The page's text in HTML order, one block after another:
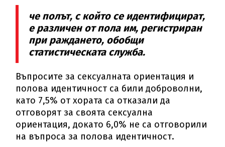
че полът, с който се идентифицират,
е различен от пола им, регистриран
при раждането, обобщи
статистическата служба.
Въпросите за сексуалната ориентация и
полова идентичност са били доброволни,
като 7,5% от хората са отказали да
отговорят за своята сексуална
ориентация, докато 6,0% не са отговорили
на въпроса за полова идентичност.